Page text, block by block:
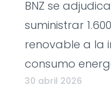
BNZ se
suministrar
renovable a la
consumo
30 abril 2026